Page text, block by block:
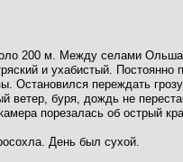
200 м. Между селами
и ухабистый.
переждать
буря, дождь не
порезалась об острый
День был сухой.